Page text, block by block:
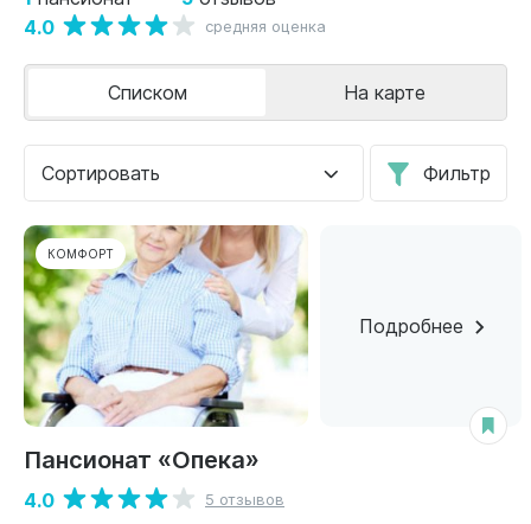
4.0 средняя оценка
Сортировать Фильтр
Списком На карте
КОМФОРТ
Подробнее
Пансионат «Опека»
4.0
5 отзывов